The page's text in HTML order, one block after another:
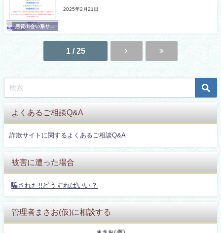
悪質出会い系サイ
ト
2025年2月21日
1 / 25
よくあるご相談Q&A
詐欺サイトに関するよくあるご相談Q&A
被害に遭った場合
騙された!!どうすればいい？
管理者まさお(仮)に相談する